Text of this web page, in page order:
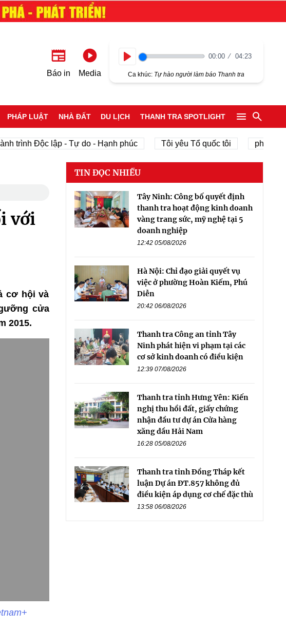
Báo in Media
00:00 04:23
Ca khúc: Tự hào người làm báo Thanh tra
PHÁP LUẬT NHÀ ĐẤT DU LỊCH THANH TRA SPOTLIGHT
Độc lập - Tự do - Hạnh phúc Tôi yêu Tổ quốc tôi phát triển
với
cơ hội và
cửa
2015.
TIN ĐỌC NHIỀU
Tây Ninh: Công bố quyết định
thanh tra hoạt động kinh doanh
vàng trang sức, mỹ nghệ tại 5
doanh nghiệp
12:42 05/08/2026
Hà Nội: Chỉ đạo giải quyết vụ
việc ở phường Hoàn Kiếm, Phú
Diễn
20:42 06/08/2026
Thanh tra Công an tỉnh Tây
Ninh phát hiện vi phạm tại các
cơ sở kinh doanh có điều kiện
12:39 07/08/2026
Thanh tra tỉnh Hưng Yên: Kiến
nghị thu hồi đất, giấy chứng
nhận đầu tư dự án Cửa hàng
xăng dầu Hải Nam
16:28 05/08/2026
Thanh tra tỉnh Đồng Tháp kết
luận Dự án ĐT.857 không đủ
điều kiện áp dụng cơ chế đặc thù
13:58 06/08/2026